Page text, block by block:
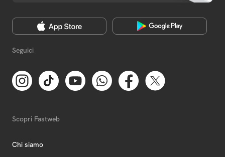
Seguici
Scopri Fastweb
Chi siamo